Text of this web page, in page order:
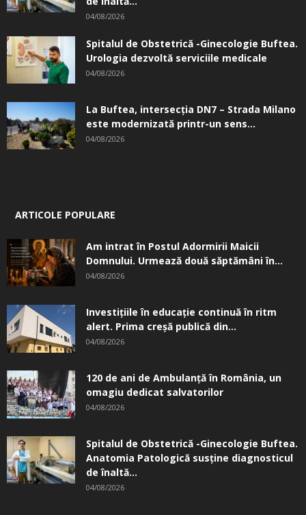
04/08/2026
Spitalul de Obstetrică -Ginecologie Buftea.
Urologia dezvoltă serviciile medicale
04/08/2026
La Buftea, intersecţia DN7 – Strada Milano
este modernizată printr-un sens...
04/08/2026
ARTICOLE POPULARE
Am intrat în Postul Adormirii Maicii
Domnului. Urmează două săptămâni în...
04/08/2026
Investițiile în educație continuă în ritm
alert. Prima creşă publică din...
04/08/2026
120 de ani de Ambulanță în România, un
omagiu dedicat salvatorilor
04/08/2026
Spitalul de Obstetrică -Ginecologie Buftea.
Anatomia Patologică susţine diagnosticul
de înaltă...
04/08/2026